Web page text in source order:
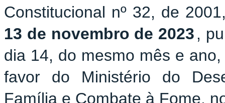
Constitucional nº 32, de
13 de novembro de 2023 ,
dia 14, do mesmo mês e
favor do Ministério do
Família e Combate à Fome,